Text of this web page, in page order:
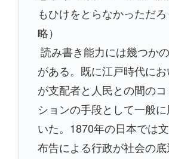
もひけをとらなかっただ
略）
読み書き能力には幾つか
がある。既に江戸時代に
が支配者と人民との間の
ションの手段として一般
いた。1870年の日本では
布告による行政が社会の底